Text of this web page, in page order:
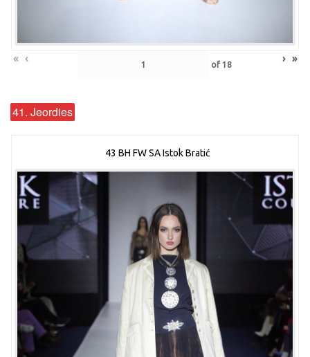
« ‹ of 18 › »
41. Jeordies
43 BH FW SA Istok Bratić